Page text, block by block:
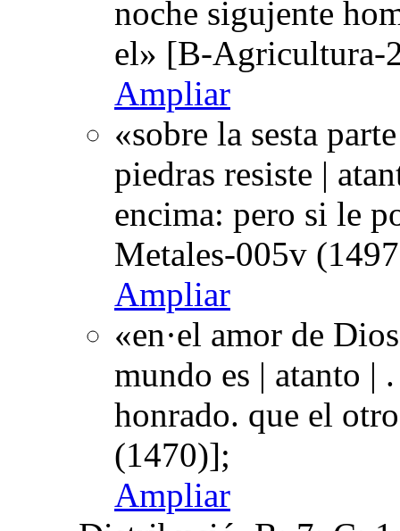
noche sigujente
el» [B-Agricultura-
Ampliar
«sobre la sesta
piedras resiste |
encima: pero si le
Metales-005v
Ampliar
«en·el amor de
mundo es | atanto |
honrado. que el
(1470)];
Ampliar